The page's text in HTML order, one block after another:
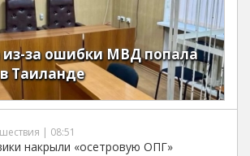
за ошибки МВД попала
Таиланде
| 08:51
накрыли «осетровую ОПГ»